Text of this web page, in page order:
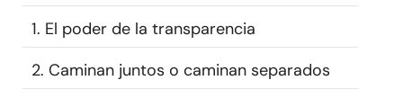
Encuentra un terapeuta
Idioma
1. El poder de la transparencia
2. Caminan juntos o caminan separados